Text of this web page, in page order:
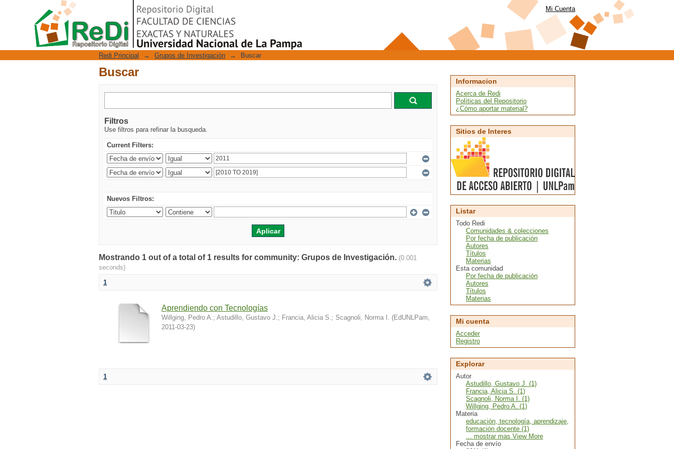
Buscar
Repositorio Digital Mi Cuenta
Redi Principal → Grupos de Investigación → Buscar
Buscar
Filtros
Use filtros para refinar la busqueda.
Current Filters:
Nuevos Filtros:
Mostrando 1 out of a total of 1 results for community: Grupos de Investigación. (0.001
seconds)
1
Aprendiendo con Tecnologías
Willging, Pedro A.; Astudillo, Gustavo J.; Francia, Alicia S.; Scagnoli, Norma I. (EdUNLPam,
2011-03-23)
1
Informacion
Acerca de Redi
Políticas del Repositorio
¿Cómo aportar material?
Sitios de Interes
Listar
Todo Redi
Comunidades & colecciones
Por fecha de publicación
Autores
Títulos
Materias
Esta comunidad
Por fecha de publicación
Autores
Títulos
Materias
Mi cuenta
Acceder
Registro
Explorar
Autor
Astudillo, Gustavo J. (1)
Francia, Alicia S. (1)
Scagnoli, Norma I. (1)
Willging, Pedro A. (1)
Materia
educación, tecnología, aprendizaje,
formación docente (1)
... mostrar mas View More
Fecha de envío